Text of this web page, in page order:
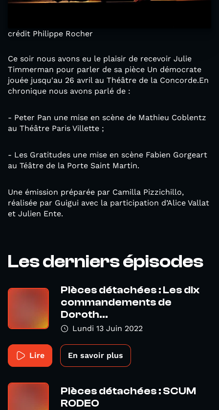
crédit Philippe Rocher
Ce soir nous avons eu le plaisir de recevoir Julie
Timmerman pour parler de sa pièce Un démocrate
jouée jusqu'au 26 avril au Théâtre de la Concorde.En
chronique nous avons parlé de :
- Peter Pan une mise en scène de Mathieu Coblentz
au Théâtre Paris Villette ;
- Les Gratitudes une mise en scène Fabien Gorgeart
au Téâtre de la Porte Saint Martin.
Une émission préparée par Camilla Pizzichillo,
réalisée par Guigui avec la participation d’Alice Vallat
et Julien Ente.
Les derniers épisodes
Pièces détachées : Les dix
commandements de
Doroth...
Lundi 13 Juin 2022
Lire En savoir plus
Pièces détachées : SCUM
RODEO